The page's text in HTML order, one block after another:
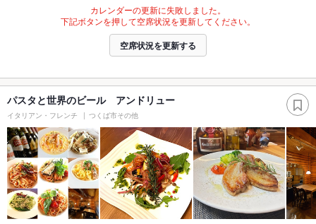
カレンダーの更新に失敗しました。
下記ボタンを押して空席状況を更新してください。
空席状況を更新する
パスタと世界のビール アンドリュー
イタリアン・フレンチ つくば市その他